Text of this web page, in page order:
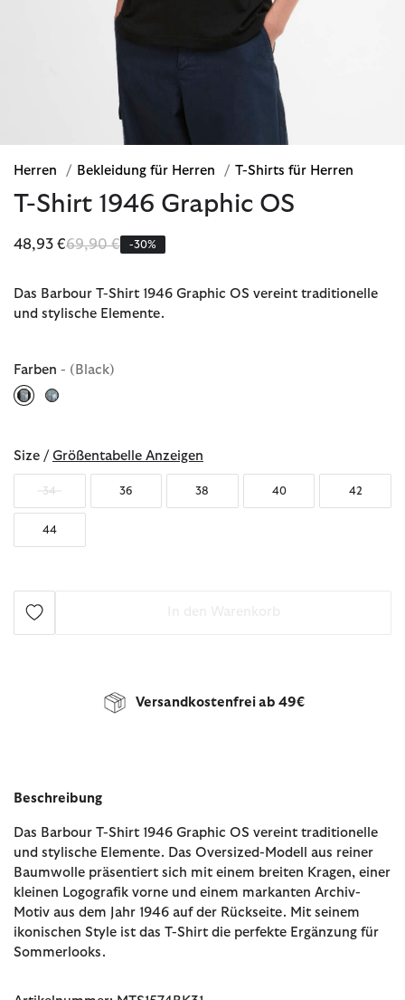
Herren / Bekleidung für Herren / T-Shirts für Herren
T-Shirt 1946 Graphic OS
48,93 €Reduziert von
69,90 €bis-30%
Das Barbour T-Shirt 1946 Graphic OS vereint traditionelle
und stylische Elemente.
Farben - (Black)
Size / Größentabelle Anzeigen
34 36 38 40 42
44
Versandkostenfrei ab 49€
Beschreibung
Das Barbour T-Shirt 1946 Graphic OS vereint traditionelle
und stylische Elemente. Das Oversized-Modell aus reiner
Baumwolle präsentiert sich mit einem breiten Kragen, einer
kleinen Logografik vorne und einem markanten Archiv-
Motiv aus dem Jahr 1946 auf der Rückseite. Mit seinem
ikonischen Style ist das T-Shirt die perfekte Ergänzung für
Sommerlooks.